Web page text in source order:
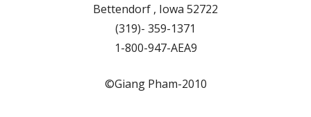
Bettendorf , Iowa 52722
(319)- 359-1371
1-800-947-AEA9
©Giang Pham-2010